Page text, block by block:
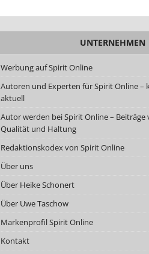
UNTERNEHMEN
Werbung auf Spirit Online
Autoren und Experten für Spirit Online –
aktuell
Autor werden bei Spirit Online –
Qualität und Haltung
Redaktionskodex von Spirit Online
Über uns
Über Heike Schonert
Über Uwe Taschow
Markenprofil Spirit Online
Kontakt